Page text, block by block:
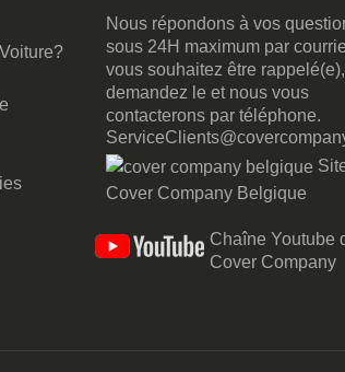
Nous répondons à vos
sous 24H maximum par
vous souhaitez être rappelé(e),
demandez le et nous vous
contacterons par téléphone.
Cover Company Belgique
Chaîne Youtube
Cover Company